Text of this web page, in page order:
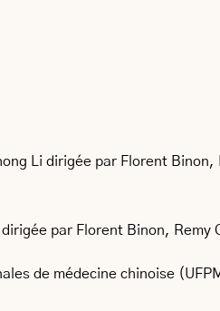
Li dirigée par Florent
par Florent Binon,
de médecine chinoise